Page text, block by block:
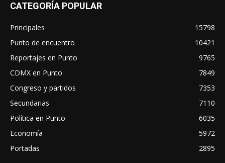
CATEGORÍA POPULAR
Principales
15798
Punto de encuentro
10421
Reportajes en Punto
9765
CDMX en Punto
7849
Congreso y partidos
7353
Secundarias
7110
Política en Punto
6035
Economía
5972
Portadas
2895